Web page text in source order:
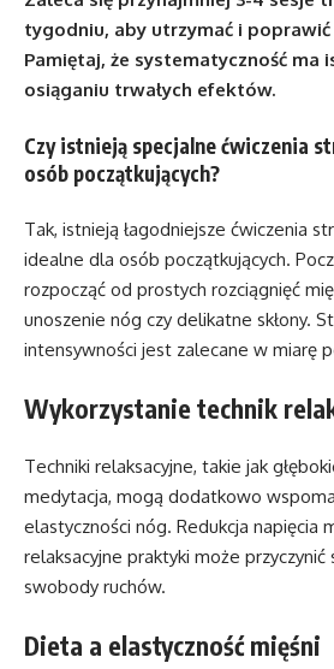
tygodniu, aby utrzymać i
Pamiętaj, że systematyczność ma
osiąganiu trwałych efektów.
Czy istnieją specjalne ćwiczenia
osób początkujących?
Tak, istnieją łagodniejsze ćwiczenia
idealne dla osób początkujących.
rozpocząć od prostych rozciągnięć
unoszenie nóg czy delikatne skłony.
intensywności jest zalecane w miarę
Wykorzystanie technik
Techniki relaksacyjne, takie jak
medytacja, mogą dodatkowo
elastyczności nóg. Redukcja napięcia
relaksacyjne praktyki może przyczynić
swobody ruchów.
Dieta a elastyczność mięśni